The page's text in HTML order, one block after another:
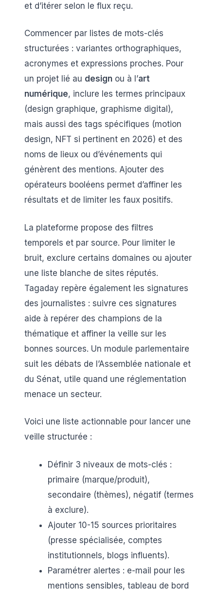
et d’itérer selon le flux reçu.
Commencer par listes de mots-clés
structurées : variantes orthographiques,
acronymes et expressions proches. Pour
un projet lié au design ou à l’art
numérique, inclure les termes principaux
(design graphique, graphisme digital),
mais aussi des tags spécifiques (motion
design, NFT si pertinent en 2026) et des
noms de lieux ou d’événements qui
génèrent des mentions. Ajouter des
opérateurs booléens permet d’affiner les
résultats et de limiter les faux positifs.
La plateforme propose des filtres
temporels et par source. Pour limiter le
bruit, exclure certains domaines ou ajouter
une liste blanche de sites réputés.
Tagaday repère également les signatures
des journalistes : suivre ces signatures
aide à repérer des champions de la
thématique et affiner la veille sur les
bonnes sources. Un module parlementaire
suit les débats de l’Assemblée nationale et
du Sénat, utile quand une réglementation
menace un secteur.
Voici une liste actionnable pour lancer une
veille structurée :
Définir 3 niveaux de mots-clés :
primaire (marque/produit),
secondaire (thèmes), négatif (termes
à exclure).
Ajouter 10-15 sources prioritaires
(presse spécialisée, comptes
institutionnels, blogs influents).
Paramétrer alertes : e-mail pour les
mentions sensibles, tableau de bord